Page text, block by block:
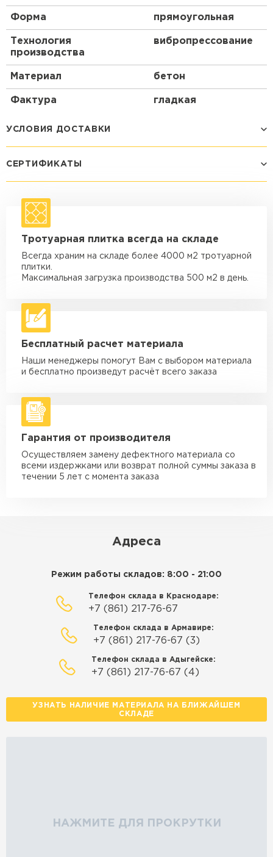
Форма прямоугольная
Технология
производства
вибропрессование
Материал бетон
Фактура гладкая
УСЛОВИЯ ДОСТАВКИ
макс. длина груза 4 м
Машина - 1,5 тн до 20 м3
макс. длина груза 4 м
Машина - 3,5 тн до 30 м3
макс. длина груза 6 м
макс. длина груза 6 м
Машина - 10 тн до 50 м3
макс. длина груза 8 м
Машина - 20 тн до 80 м3
от 5 500 ₽
Манипулятор до 5 тн
макс. длина груза 5 м
Манипулятор до 10 тн
макс. длина груза 10 м
Манипулятор до 15 тн
СЕРТИФИКАТЫ
Тротуарная плитка всегда на складе
Всегда храним на складе более 4000 м2 тротуарной
плитки.
Максимальная загрузка производства 500 м2 в день.
Бесплатный расчет материала
Наши менеджеры помогут Вам с выбором материала
и бесплатно произведут расчёт всего заказа
Гарантия от производителя
Осуществляем замену дефектного материала со
всеми издержками или возврат полной суммы заказа в
течении 5 лет с момента заказа
Адреса
Режим работы складов: 8:00 - 21:00
Телефон склада в Краснодаре:
+7 (861) 217-76-67
Телефон склада в Армавире:
+7 (861) 217-76-67 (3)
Телефон склада в Адыгейске:
+7 (861) 217-76-67 (4)
УЗНАТЬ НАЛИЧИЕ МАТЕРИАЛА НА БЛИЖАЙШЕМ
СКЛАДЕ
НАЖМИТЕ ДЛЯ ПРОКРУТКИ